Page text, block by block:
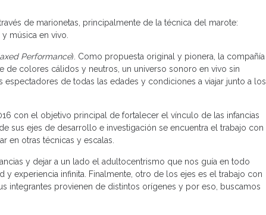
de marionetas, principalmente de la técnica del marote:
música en vivo.
Performance). Como propuesta original y pionera, la compañía
de colores cálidos y neutros, un universo sonoro en vivo sin
de todas las edades y condiciones a viajar junto a los
con el objetivo principal de fortalecer el vínculo de las infancias
sus ejes de desarrollo e investigación se encuentra el trabajo con
en otras técnicas y escalas.
y dejar a un lado el adultocentrismo que nos guía en todo
experiencia infinita. Finalmente, otro de los ejes es el trabajo con
integrantes provienen de distintos orígenes y por eso, buscamos